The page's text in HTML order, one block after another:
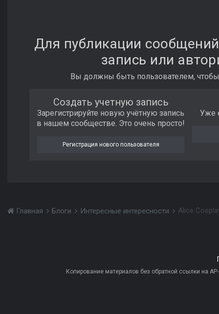
Для публикации
запись или
Вы должны быть пользователем,
Создать учетную запись
Зарегистрируйте новую учётную запись
в нашем сообществе. Это очень просто!
Регистрация нового пользователя
Уже
Главная Блоги Интересные интересности Alice
Копирование материалов без обратной ссылки на